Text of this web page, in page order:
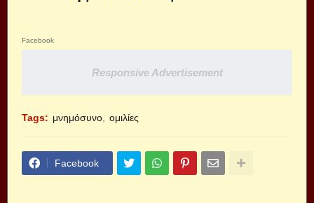
Facebook
Responsive Advertisement
Tags: μνημόσυνο ομιλίες
Facebook